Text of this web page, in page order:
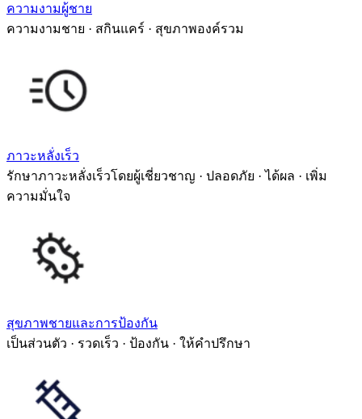
ความงามผู้ชาย
ความงามชาย · สกินแคร์ · สุขภาพองค์รวม
ภาวะหลั่งเร็ว
รักษาภาวะหลั่งเร็วโดยผู้เชี่ยวชาญ · ปลอดภัย · ได้ผล · เพิ่ม
ความมั่นใจ
สุขภาพชายและการป้องกัน
เป็นส่วนตัว · รวดเร็ว · ป้องกัน · ให้คำปรึกษา